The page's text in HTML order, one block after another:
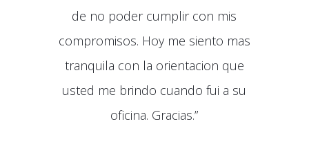
de no poder cumplir con mis
compromisos. Hoy me siento mas
tranquila con la orientacion que
usted me brindo cuando fui a su
oficina. Gracias.”